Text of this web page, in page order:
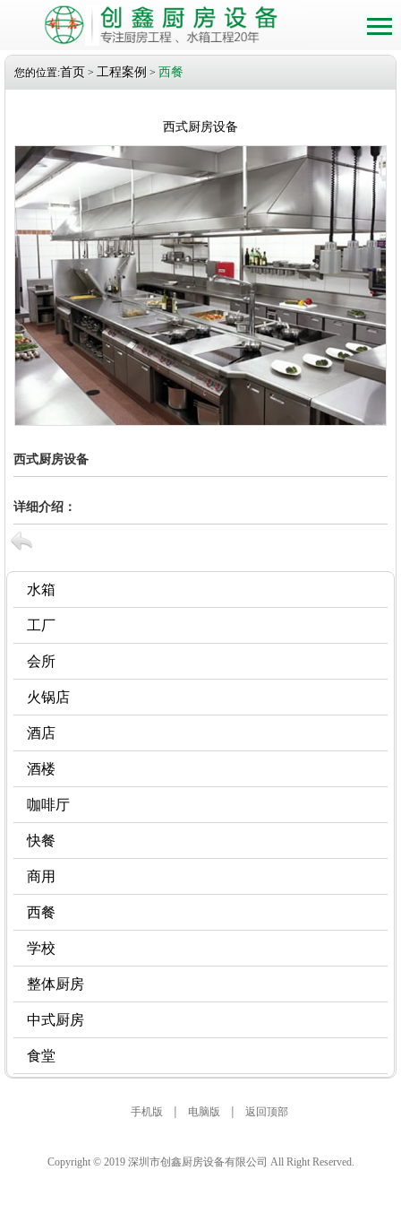
您的位置:首页 > 工程案例 > 西餐
西式厨房设备
西式厨房设备
详细介绍：
水箱
工厂
会所
火锅店
酒店
酒楼
咖啡厅
快餐
商用
西餐
学校
整体厨房
中式厨房
食堂
手机版 | 电脑版 | 返回顶部
Copyright © 2019 深圳市创鑫厨房设备有限公司 All Right Reserved.